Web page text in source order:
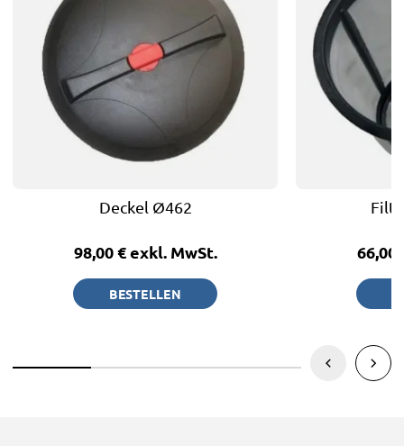
Deckel Ø462
98,00 €exkl. MwSt.
BESTELLEN
66,00